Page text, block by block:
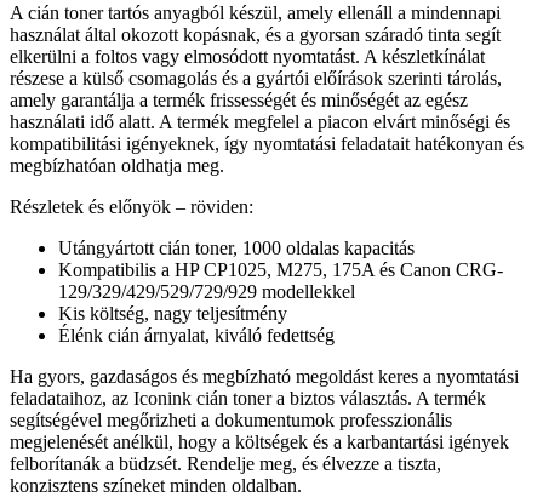
A cián toner tartós anyagból készül, amely ellenáll a mindennapi
használat által okozott kopásnak, és a gyorsan száradó tinta segít
elkerülni a foltos vagy elmosódott nyomtatást. A készletkínálat
részese a külső csomagolás és a gyártói előírások szerinti tárolás,
amely garantálja a termék frissességét és minőségét az egész
használati idő alatt. A termék megfelel a piacon elvárt minőségi és
kompatibilitási igényeknek, így nyomtatási feladatait hatékonyan és
megbízhatóan oldhatja meg.
Részletek és előnyök – röviden:
Utángyártott cián toner, 1000 oldalas kapacitás
Kompatibilis a HP CP1025, M275, 175A és Canon CRG-
129/329/429/529/729/929 modellekkel
Kis költség, nagy teljesítmény
Élénk cián árnyalat, kiváló fedettség
Ha gyors, gazdaságos és megbízható megoldást keres a nyomtatási
feladataihoz, az Iconink cián toner a biztos választás. A termék
segítségével megőrizheti a dokumentumok professzionális
megjelenését anélkül, hogy a költségek és a karbantartási igények
felborítanák a büdzsét. Rendelje meg, és élvezze a tiszta,
konzisztens színeket minden oldalban.